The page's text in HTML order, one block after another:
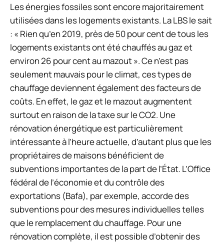
Les énergies fossiles sont encore majoritairement
utilisées dans les logements existants. La LBS le sait
: « Rien qu’en 2019, près de 50 pour cent de tous les
logements existants ont été chauffés au gaz et
environ 26 pour cent au mazout ». Ce n’est pas
seulement mauvais pour le climat, ces types de
chauffage deviennent également des facteurs de
coûts. En effet, le gaz et le mazout augmentent
surtout en raison de la taxe sur le CO2. Une
rénovation énergétique est particulièrement
intéressante à l’heure actuelle, d’autant plus que les
propriétaires de maisons bénéficient de
subventions importantes de la part de l’État. L’Office
fédéral de l’économie et du contrôle des
exportations (Bafa), par exemple, accorde des
subventions pour des mesures individuelles telles
que le remplacement du chauffage. Pour une
rénovation complète, il est possible d’obtenir des